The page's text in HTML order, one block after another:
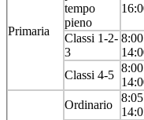
Primaria
tempo
pieno
Classi 1-2-
3
Classi 4-5
Ordinario